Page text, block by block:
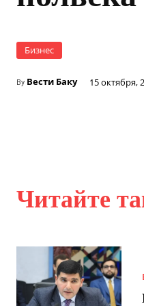
Бизнес
By Вести Баку 15 октября,
Читайте